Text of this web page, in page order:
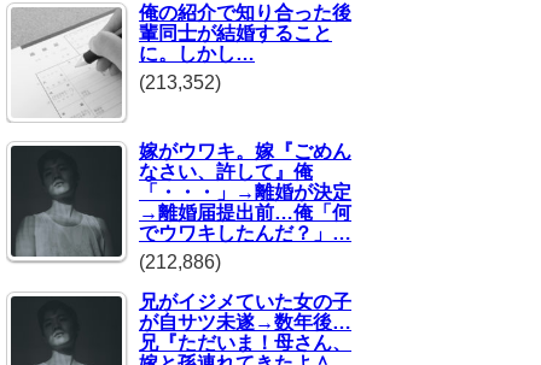
俺の紹介で知り合った後
輩同士が結婚すること
に。しかし…
(213,352)
嫁がウワキ。嫁『ごめん
なさい、許して』俺
「・・・」→離婚が決定
→離婚届提出前…俺「何
でウワキしたんだ？」…
(212,886)
兄がイジメていた女の子
が自サツ未遂→数年後…
兄『ただいま！母さん、